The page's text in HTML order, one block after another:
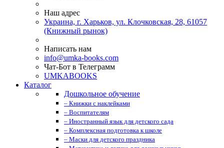
Наш адрес
Украина, г. Харьков, ул. Клочковская, 28, 61057
(Книжный рынок)
Написать нам
info@umka-books.com
Чат-Бот в Телеграмм
UMKABOOKS
Каталог
Дошкольное обучение
– Книжки с наклейками
– Воспитателям
– Иностранный язык для детского сада
– Комплексная подготовка к школе
– Маски для детского праздника